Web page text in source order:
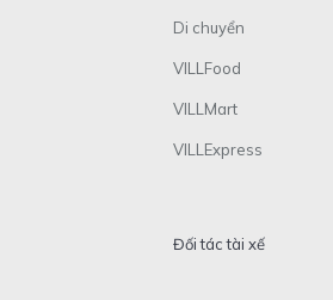
Di chuyển
VILLFood
VILLMart
VILLExpress
Đối tác tài xế